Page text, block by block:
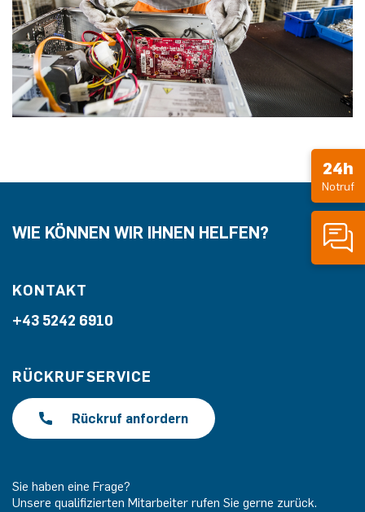
WIE KÖNNEN WIR IHNEN HELFEN?
KONTAKT
+43 5242 6910
RÜCKRUFSERVICE
Rückruf anfordern
Sie haben eine Frage?
Unsere qualifizierten Mitarbeiter rufen Sie gerne zurück.
24h
Notruf